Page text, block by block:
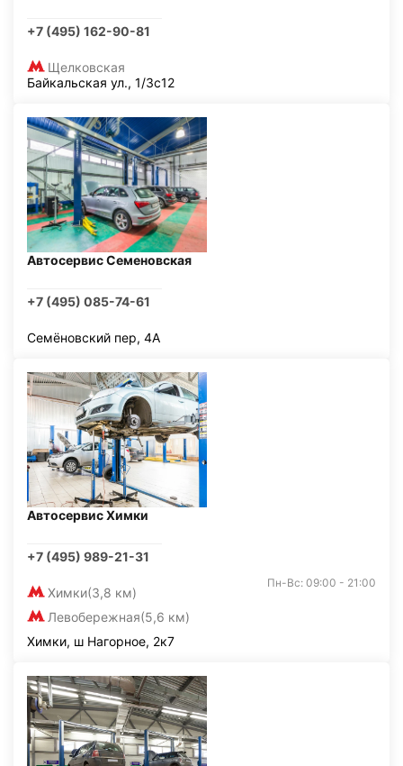
+7 (495) 162-90-81
Щелковская
Байкальская ул., 1/3с12
Автосервис Семеновская
+7 (495) 085-74-61
Семёновский пер, 4А
Автосервис Химки
+7 (495) 989-21-31
Химки(3,8 км)
Левобережная(5,6 км)
Пн-Вс: 09:00 - 21:00
Химки, ш Нагорное, 2к7